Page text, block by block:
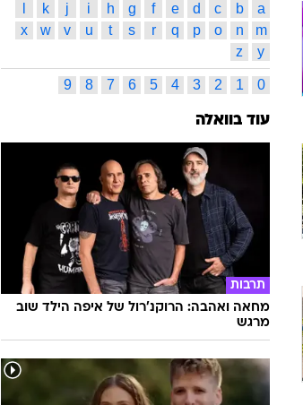
a
b
c
d
e
f
g
h
i
j
k
m
n
o
p
q
r
s
t
u
v
w
x
y
z
0
1
2
3
4
5
6
7
8
9
עוד בוואלה
תרבות
מחאה ואהבה: הרוקנ'רול של איפה הילד שוב
מרגש